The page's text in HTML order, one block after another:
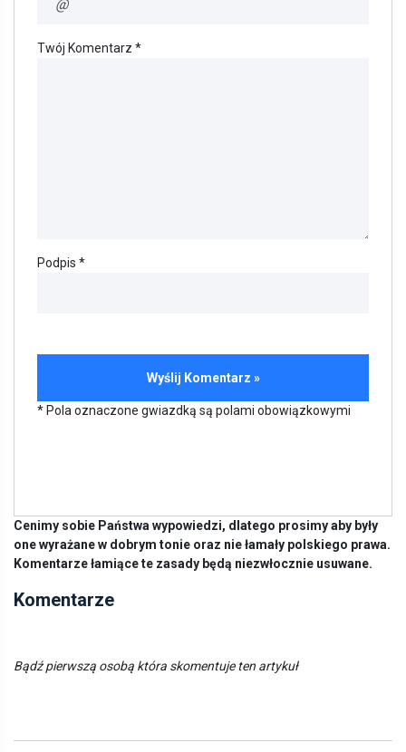
Twój Komentarz *
Podpis *
* Pola oznaczone gwiazdką są polami obowiązkowymi
Cenimy sobie Państwa wypowiedzi, dlatego prosimy aby były
one wyrażane w dobrym tonie oraz nie łamały polskiego prawa.
Komentarze łamiące te zasady będą niezwłocznie usuwane.
Komentarze
Bądź pierwszą osobą która skomentuje ten artykuł